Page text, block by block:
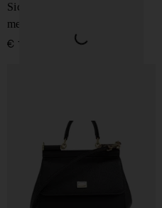
Sicily borsa a mano in pelle
media
€ 1.450,00